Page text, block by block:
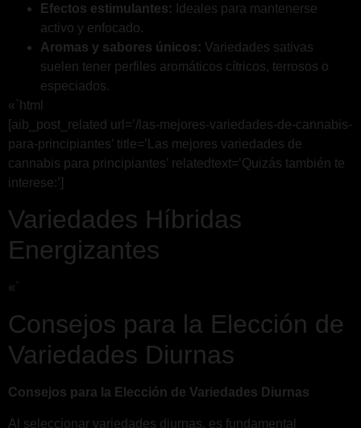
Efectos estimulantes: Ideales para mantenerse
activo y enfocado.
Aromas y sabores únicos: Variedades sativas
suelen tener perfiles aromáticos cítricos, terrosos o
especiados.
«`html
[aib_post_related url=’/las-mejores-variedades-de-cannabis-
para-principiantes’ title=’Las mejores variedades de
cannabis para principiantes’ relatedtext=’Quizás también te
interese:’]
Variedades Híbridas
Energizantes
«`
Consejos para la Elección de
Variedades Diurnas
Consejos para la Elección de Variedades Diurnas
Al seleccionar variedades diurnas, es fundamental